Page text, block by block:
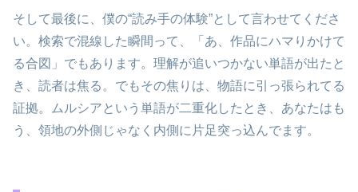
そして最後に、僕の“読み手の体験”として言わせてくださ
い。検索で混線した瞬間って、「あ、作品にハマりかけて
る合図」でもあります。理解が追いつかない単語が出たと
き、読者は焦る。でもその焦りは、物語に引っ張られてる
証拠。ムルシアという単語が二重化したとき、あなたはも
う、領地の外側じゃなく内側に片足突っ込んでます。